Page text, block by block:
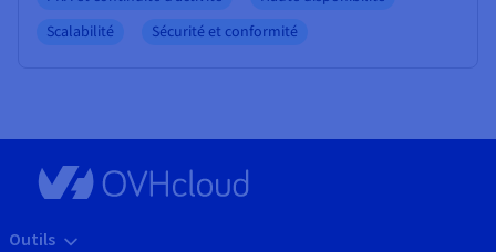
Scalabilité
Sécurité et conformité
Outils